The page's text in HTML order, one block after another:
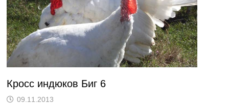
Кросс индюков Биг 6
09.11.2013